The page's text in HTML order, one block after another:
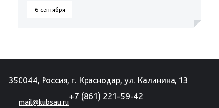
6 сентября
350044, Россия, г. Краснодар, ул. Калинина, 13
mail@kubsau.ru
+7 (861) 221-59-42